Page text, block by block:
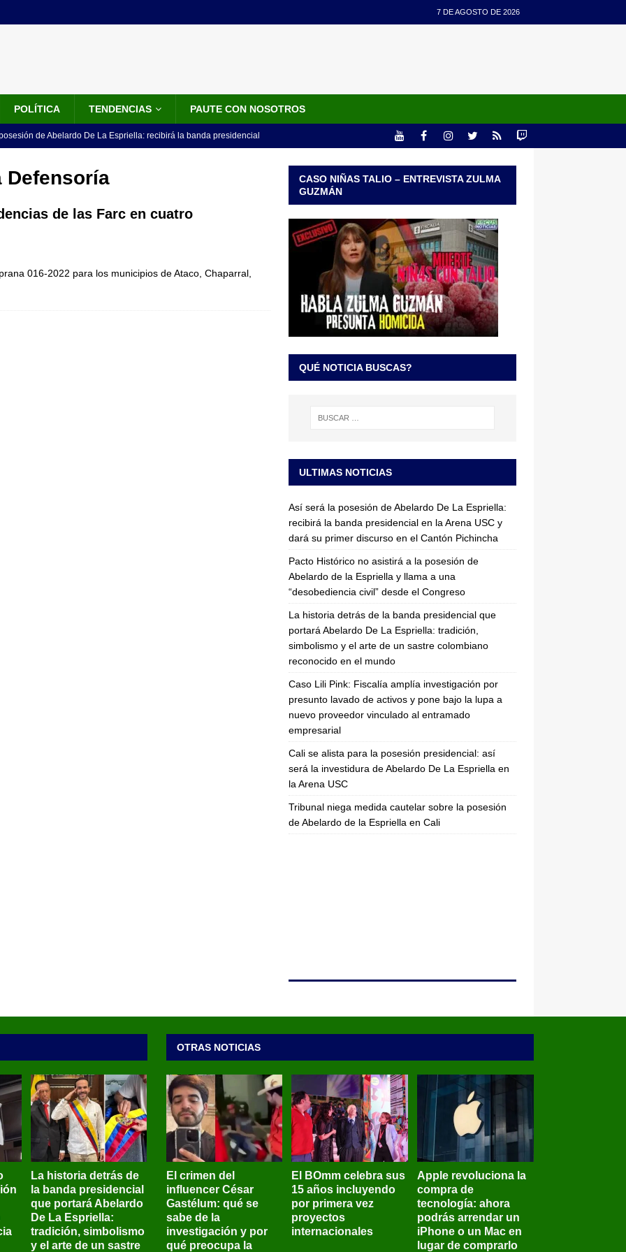
7 DE AGOSTO DE 2026
POLÍTICA TENDENCIAS PAUTE CON NOSOTROS
de Abelardo De La Espriella: recibirá la banda presidencial
no asistirá a la posesión de Abelardo de la Espriella y llama a
LO ÚLTIMO
de un sastre colombiano reconocido en el mundo
Defensoría
de las Farc en cuatro
016-2022 para los municipios de Ataco, Chaparral,
CASO NIÑAS TALIO – ENTREVISTA ZULMA
GUZMÁN
QUÉ NOTICIA BUSCAS?
ULTIMAS NOTICIAS
Así será la posesión de Abelardo De La Espriella:
recibirá la banda presidencial en la Arena USC y
dará su primer discurso en el Cantón Pichincha
Pacto Histórico no asistirá a la posesión de
Abelardo de la Espriella y llama a una
“desobediencia civil” desde el Congreso
La historia detrás de la banda presidencial que
portará Abelardo De La Espriella: tradición,
simbolismo y el arte de un sastre colombiano
reconocido en el mundo
Caso Lili Pink: Fiscalía amplía investigación por
presunto lavado de activos y pone bajo la lupa a
nuevo proveedor vinculado al entramado
empresarial
Cali se alista para la posesión presidencial: así
será la investidura de Abelardo De La Espriella en
la Arena USC
Tribunal niega medida cautelar sobre la posesión
de Abelardo de la Espriella en Cali
La historia detrás de
la banda presidencial
que portará Abelardo
De La Espriella:
tradición, simbolismo
y el arte de un sastre
OTRAS NOTICIAS
El crimen del
influencer César
Gastélum: qué se
sabe de la
investigación y por
qué preocupa la
El BOmm celebra sus
15 años incluyendo
por primera vez
proyectos
internacionales
Apple revoluciona la
compra de
tecnología: ahora
podrás arrendar un
iPhone o un Mac en
lugar de comprarlo